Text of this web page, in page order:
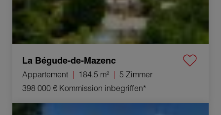
La Bégude-de-Mazenc
Appartement 184.5 m²
5 Zimmer
398 000 € Kommission inbegriffen*